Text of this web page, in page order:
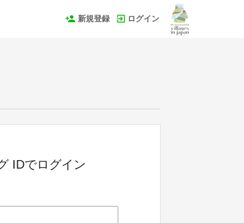
新規登録 ログイン
IDでログイン